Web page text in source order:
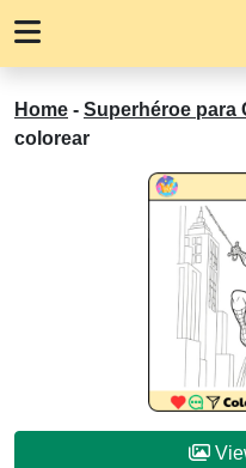
Home - Superhéroe para
colorear